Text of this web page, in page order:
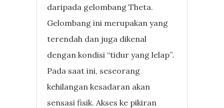
daripada gelombang Theta.
Gelombang ini merupakan yang
terendah dan juga dikenal
dengan kondisi “tidur yang lelap”.
Pada saat ini, seseorang
kehilangan kesadaran akan
sensasi fisik. Akses ke pikiran